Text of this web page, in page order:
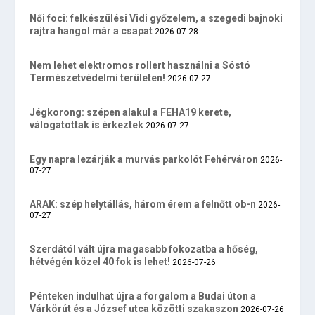
Női foci: felkészülési Vidi győzelem, a szegedi bajnoki
rajtra hangol már a csapat 2026-07-28
Nem lehet elektromos rollert használni a Sóstó
Természetvédelmi területen! 2026-07-27
Jégkorong: szépen alakul a FEHA19 kerete,
válogatottak is érkeztek 2026-07-27
Egy napra lezárják a murvás parkolót Fehérváron 2026-
07-27
ARAK: szép helytállás, három érem a felnőtt ob-n 2026-
07-27
Szerdától vált újra magasabb fokozatba a hőség,
hétvégén közel 40 fok is lehet! 2026-07-26
Pénteken indulhat újra a forgalom a Budai úton a
Várkörút és a József utca közötti szakaszon 2026-07-26